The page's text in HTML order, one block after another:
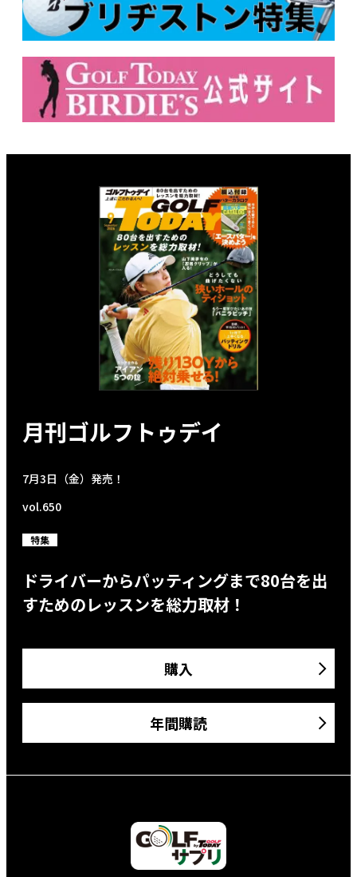
月刊ゴルフトゥデイ
7月3日（金）発売！
vol.650
特集
ドライバーからパッティングまで80台を出
すためのレッスンを総力取材！
購入
年間購読